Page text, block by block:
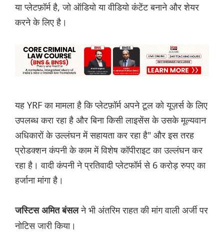
या प्लेटफ़ॉर्म है, जो ऑडियो या वीडियो कंंटेंट बनाने और शेयर
करने के लिए है।
यह YRF का मामला है कि प्लेटफ़ॉर्म अपने टूल को यूज़र्स के लिए
उपलब्ध करा रहा है और बिना किसी लाइसेंस के उसके मूल्यवान
अधिकारों के उल्लंघन में सहायता कर रहा है" और इस तरह
प्रोडक्शन कंपनी के काम में विशेष कॉपीराइट का उल्लंघन कर
रहा है। वादी कंपनी ने प्रतिवादी प्लेटफॉर्म से 6 करोड़ रुपए का
हर्जाना मांगा है।
जस्टिस अमित बंसलने भी अंतरिम राहत की मांग वाली अर्जी पर
नोटिस जारी किया।